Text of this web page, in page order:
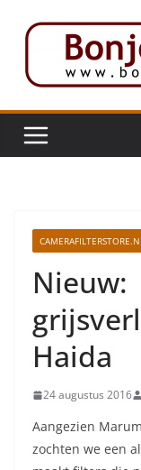
naar
inhoud
Nieuw:
Haida
24 augustus 2016
Aangezien
zochten we een